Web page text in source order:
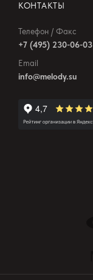
КОНТАКТЫ
Телефон / Факс
+7 (495) 230-06-03
Email
info@melody.su